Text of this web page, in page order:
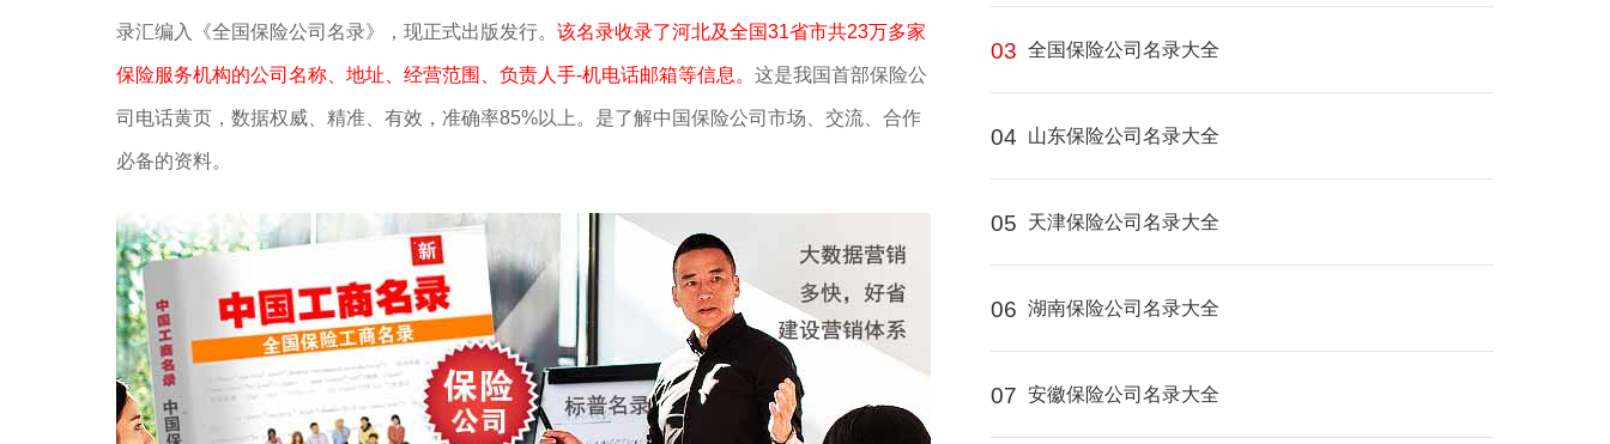
录汇编入《全国保险公司名录》，现正式出版发行。 该名录收录了河北及全国31省市共23万多家
保险服务机构的公司名称、地址、经营范围、负责人手-机电话邮箱等信息。 这是我国首部保险公
司电话黄页，数据权威、精准、有效，准确率85%以上。是了解中国保险公司市场、交流、合作
必备的资料。
03 全国保险公司名录大全
04 山东保险公司名录大全
05 天津保险公司名录大全
06 湖南保险公司名录大全
07 安徽保险公司名录大全